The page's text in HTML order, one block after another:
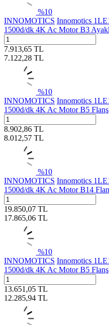
%10
INNOMOTICS Innomotics
1500d/dk 4K Ac Motor B3
7.913,65 TL
7.122,28 TL
%10
INNOMOTICS Innomotics
1500d/dk 4K Ac Motor B5
8.902,86 TL
8.012,57 TL
%10
INNOMOTICS Innomotics
1500d/dk 4K Ac Motor B14
19.850,07 TL
17.865,06 TL
%10
INNOMOTICS Innomotics
1500d/dk 4K Ac Motor B5
13.651,05 TL
12.285,94 TL